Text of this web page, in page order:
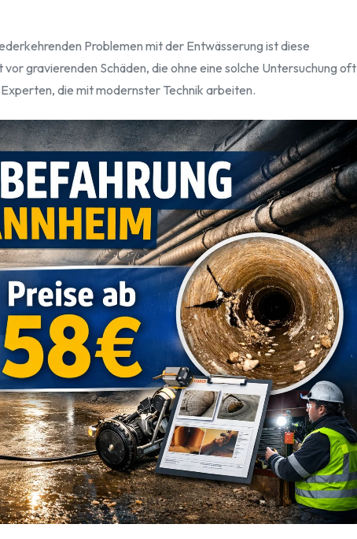
Problemen mit der Entwässerung ist diese
gravierenden Schäden, die ohne eine solche Untersuchung oft
die mit modernster Technik arbeiten.